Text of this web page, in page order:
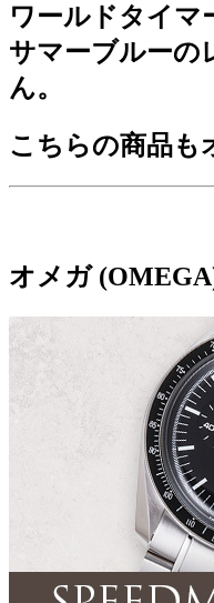
ワールドタイマ
サマーブルーの
ん。
こちらの商品も
オメガ